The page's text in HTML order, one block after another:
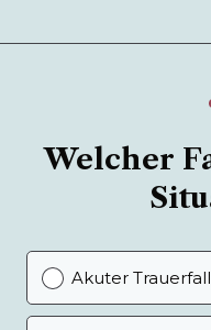
Welcher
Akuter Trauerfall